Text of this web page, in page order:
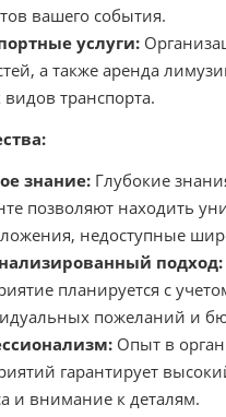
вашего события.
услуги:
а также аренда
видов транспорта.
знание: Глубокие
позволяют находить
недоступные
подход:
планируется с
пожеланий и
Опыт в
гарантирует
и внимание к деталям.